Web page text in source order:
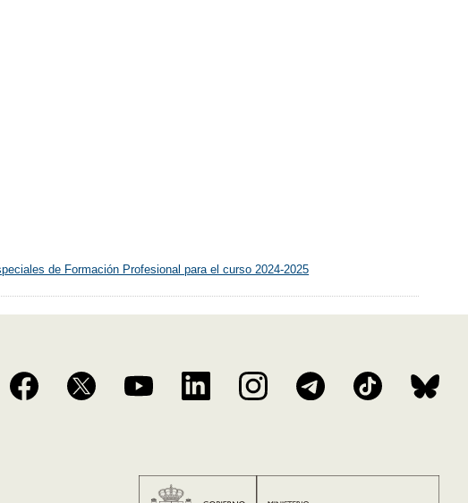
de Formación Profesional para el curso 2024-2025